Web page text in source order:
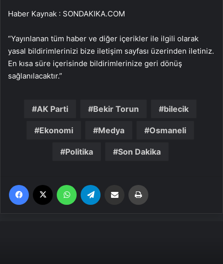
Haber Kaynak : SONDAKIKA.COM
“Yayınlanan tüm haber ve diğer içerikler ile ilgili olarak
yasal bildirimlerinizi bize iletişim sayfası üzerinden iletiniz.
En kısa süre içerisinde bildirimlerinize geri dönüş
sağlanılacaktır.”
AK Parti Bekir Torun bilecik
Ekonomi Medya Osmaneli
Politika Son Dakika
Facebook WhatsApp Email'den paylaş